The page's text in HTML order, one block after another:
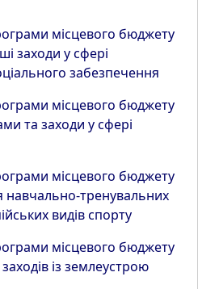
місцевого бюджету
заходи у сфері
забезпечення
місцевого бюджету
та заходи у сфері
місцевого бюджету
навчально-тренувальних
видів спорту
місцевого бюджету
із землеустрою